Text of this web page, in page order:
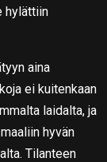
hylättiin
aina
ei kuitenkaan
laidalta, ja
hyvän
Tilanteen